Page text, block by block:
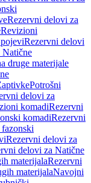
Rezervni delovi za
Revizioni
Rezervni delovi
Natične
druge materijale
Potrošni
delovi za
komadiRezervni
komadiRezervni
fazonski
Rezervni delovi za
delovi za Natične
materijalaRezervni
materijalaNavojni